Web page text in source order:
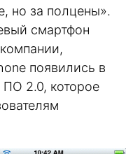
но за полцены».
смартфон
появились в
2.0, которое